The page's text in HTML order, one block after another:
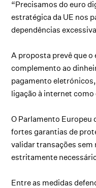
“Precisamos do euro
estratégica da UE nos
dependências
A proposta prevê que
complemento ao
pagamento
ligação à internet como
O Parlamento Europeu
fortes garantias de
validar transações sem
estritamente
Entre as medidas